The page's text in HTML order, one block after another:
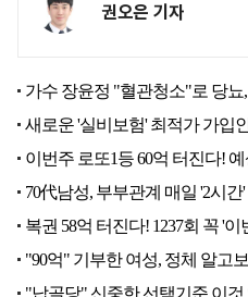
권오은 기자